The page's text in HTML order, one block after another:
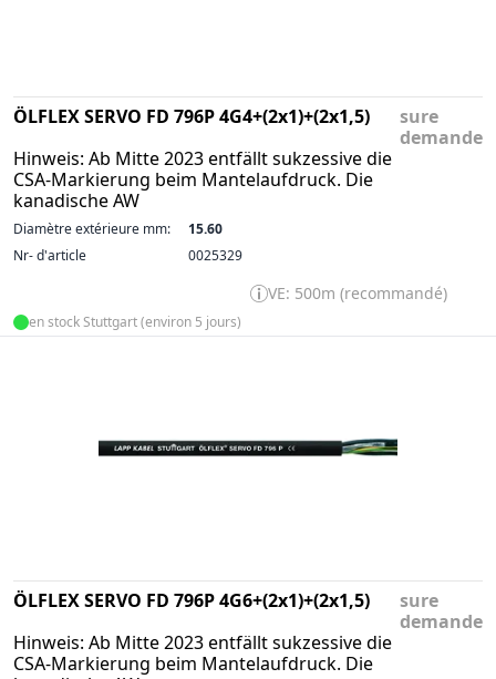
ÖLFLEX SERVO FD 796P 4G4+(2x1)+(2x1,5)
Hinweis: Ab Mitte 2023 entfällt sukzessive die
CSA-Markierung beim Mantelaufdruck. Die
kanadische AW
sure
demande
Diamètre extérieure mm:
15.60
Nr- d'article
0025329
VE: 500m (recommandé)
en stock Stuttgart (environ 5 jours)
ÖLFLEX SERVO FD 796P 4G6+(2x1)+(2x1,5)
Hinweis: Ab Mitte 2023 entfällt sukzessive die
CSA-Markierung beim Mantelaufdruck. Die
sure
demande